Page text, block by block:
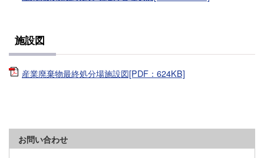
施設図
産業廃棄物最終処分場施設図[PDF：624KB]
お問い合わせ